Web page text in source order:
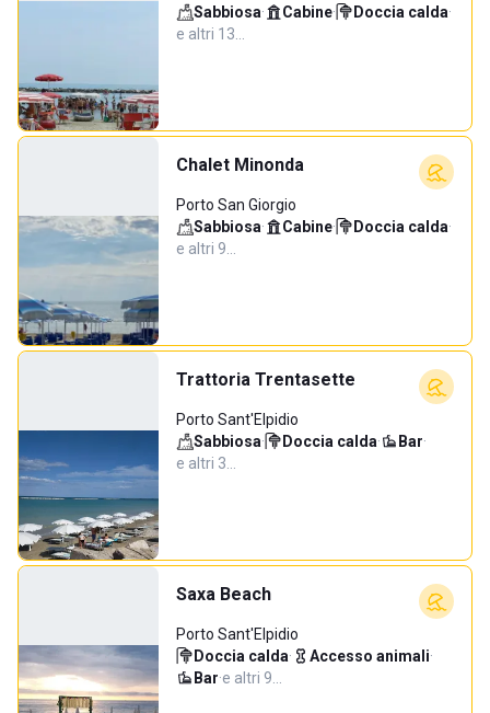
Sabbiosa· Cabine· Doccia calda·
e altri 13…
Chalet Minonda
Porto San Giorgio
Sabbiosa· Cabine· Doccia calda·
e altri 9…
Trattoria Trentasette
Porto Sant'Elpidio
Sabbiosa· Doccia calda· Bar·
e altri 3…
Saxa Beach
Porto Sant'Elpidio
Doccia calda· Accesso animali·
Bar·e altri 9…